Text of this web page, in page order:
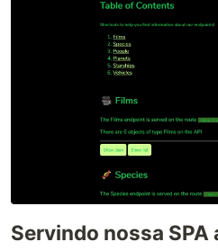
Servindo nossa SPA